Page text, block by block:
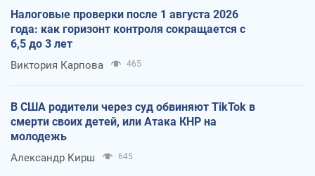
Налоговые проверки после 1 августа 2026
года: как горизонт контроля сокращается с
6,5 до 3 лет
Виктория Карпова 465
В США родители через суд обвиняют TikTok в
смерти своих детей, или Атака КНР на
молодежь
Александр Кирш 645